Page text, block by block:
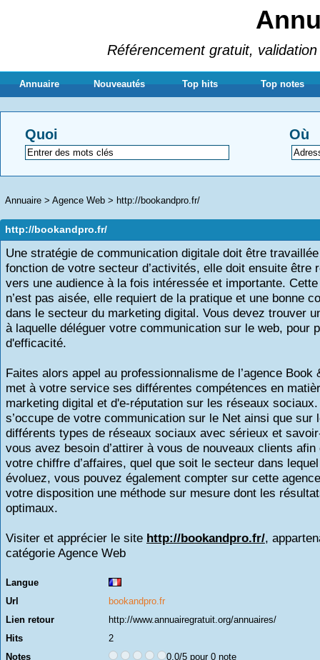
Référencement gratuit,
Annuaire Nouveautés Top hits Top notes
Quoi Où
Annuaire > Agence Web > http://bookandpro.fr/
http://bookandpro.fr/
Une stratégie de communication digitale doit être
fonction de votre secteur d’activités, elle doit ensuite être
vers une audience à la fois intéressée et importante.
n’est pas aisée, elle requiert de la pratique et une bonne
dans le secteur du marketing digital. Vous devez trouver
à laquelle déléguer votre communication sur le web, pour
d'efficacité.
Faites alors appel au professionnalisme de l’agence Book
met à votre service ses différentes compétences en
marketing digital et d'e-réputation sur les réseaux
s’occupe de votre communication sur le Net ainsi que sur
différents types de réseaux sociaux avec sérieux et
vous avez besoin d’attirer à vous de nouveaux clients afin
votre chiffre d’affaires, quel que soit le secteur dans
évoluez, vous pouvez également compter sur cette
votre disposition une méthode sur mesure dont les
optimaux.
Visiter et apprécier le site http://bookandpro.fr/,
catégorie Agence Web
Langue
Url
bookandpro.fr
Lien retour
http://www.annuairegratuit.org/annuaires/
Hits
2
Notes
0.0/5 pour 0 note